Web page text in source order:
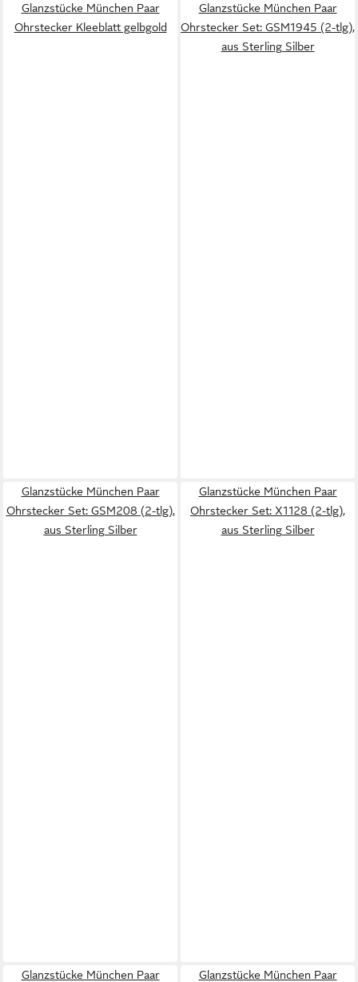
Glanzstücke München Paar
Ohrstecker Kleeblatt gelbgold
Glanzstücke München Paar
Ohrstecker Set: GSM1945 (2-tlg),
aus Sterling Silber
Glanzstücke München Paar
Ohrstecker Set: GSM208 (2-tlg),
aus Sterling Silber
Glanzstücke München Paar
Ohrstecker Set: X1128 (2-tlg),
aus Sterling Silber
Glanzstücke München Paar
Glanzstücke München Paar